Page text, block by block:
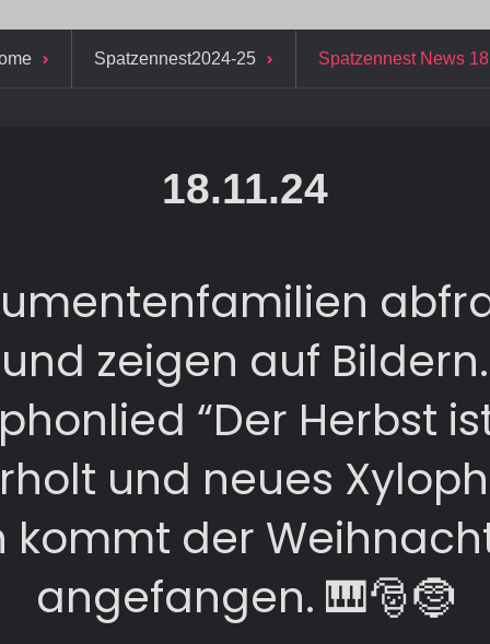
Spatzennest2024-25 Spatzennest News
18.11.24
und zeigen auf Bildern.
“Der Herbst
und neues
kommt der
angefangen. 🎹🎅🤶